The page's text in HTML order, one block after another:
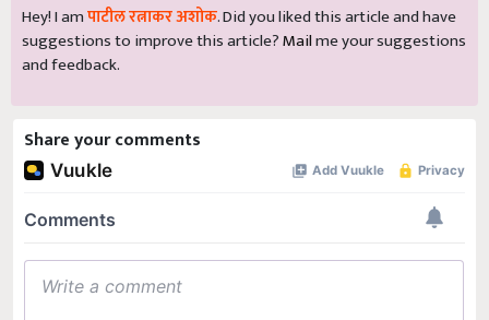
Hey! I amपाटील रत्नाकर अशोक. Did you liked this article and have
suggestions to improve this article?Mailme your suggestions
and feedback.
Share your comments